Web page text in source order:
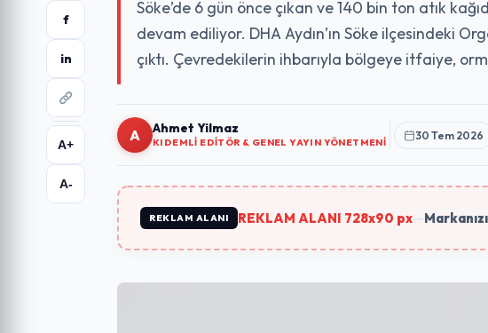
f
in
A+
A-
Söke’de 6 gün önce çıkan ve 140 bin ton atık
devam ediliyor. DHA Aydın’ın Söke ilçesindeki
çıktı. Çevredekilerin ihbarıyla bölgeye itfaiye,
A Ahmet Yilmaz
KIDEMLI EDITÖR & GENEL YAYIN YÖNETMENI
30 Tem 2026
REKLAM ALANI REKLAM ALANI 728x90 px—